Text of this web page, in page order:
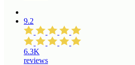
9.2
6.3K
reviews